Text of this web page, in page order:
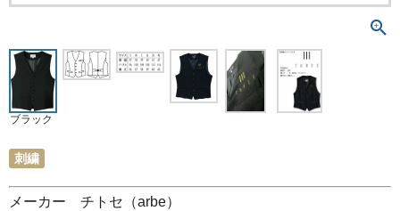
ブラック
刺繍
メーカー チトセ（arbe）